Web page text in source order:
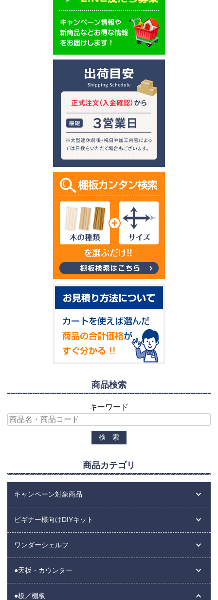
商品検索
キーワード
商品カテゴリ
キャンペーン対象商品
ビギナー様向けDIYキット
ワンダーシェルフ
●天板・カウンター
●板／棚板